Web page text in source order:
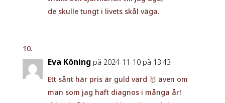
de skulle tungt i livets skål väga.
Eva Köning på 2024-11-10 på 13:43
Ett sånt här pris är guld värd 🥇 även om
man som jag haft diagnos i många år!